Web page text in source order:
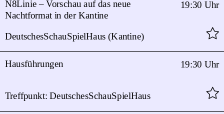
DeutschesSchauSpielHaus (Kantine)
19:30 Uhr
N8Linie – Vorschau auf das neue
Nachtformat in der Kantine
Treffpunkt: DeutschesSchauSpielHaus
19:30 Uhr
Hausführungen